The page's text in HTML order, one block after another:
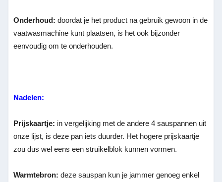
Onderhoud:doordat je het product na gebruik gewoon in de
vaatwasmachine kunt plaatsen, is het ook bijzonder
eenvoudig om te onderhouden.
Nadelen:
Prijskaartje: in vergelijking met de andere 4 sauspannen uit
onze lijst, is deze pan iets duurder. Het hogere prijskaartje
zou dus wel eens een struikelblok kunnen vormen.
Warmtebron:deze sauspan kun je jammer genoeg enkel